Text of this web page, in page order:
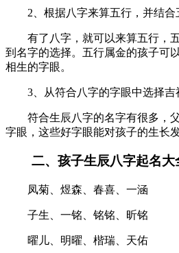
2、根据八字来算五行，并结合
有了八字，就可以来算五行，五
到名字的选择。五行属金的孩子可
相生的字眼。
3、从符合八字的字眼中选择吉
符合生辰八字的名字有很多，父
字眼，这些好字眼能对孩子的生长
二、孩子生辰八字起名大
凤菊、煜森、春喜、一涵
子生、一铭、铭铭、昕铭
曜儿、明曜、楷瑞、天佑